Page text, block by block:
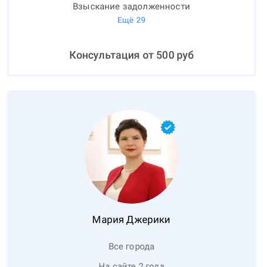
Взыскание задолженности
Ещё 29
Консультация от 500руб
Мария Джерики
Все города